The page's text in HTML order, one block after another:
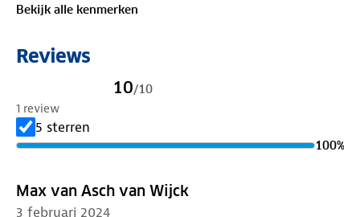
tankstations en rustplaatsen.
Michelin kaarten worden elk jaar herzien. De
kaarten zijn verkrijgbaar in meer dan 40
verschillende bestemmingen en meer dan 270
kaarten. Wegen worden naar verschillende klasse
ingedeeld, de interessante mooie routes worden
gemarkeerd met een groene streep.
Op de kaart zie je een netwerk van autowegen
aangegeven in verschillende kleuren en kruisingen
Bekijk alle kenmerken
Reviews
10/10
1 review
5 sterren
100%
Max van Asch van Wijck
3 februari 2024